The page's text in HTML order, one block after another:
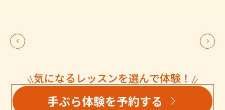
気になるレッスンを選んで体験！
手ぶら体験を予約する